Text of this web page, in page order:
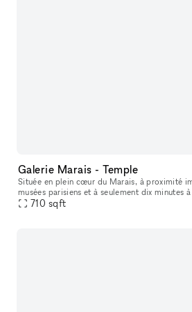
Galerie Marais - Temple
Située en plein cœur du Marais, à proximité
musées parisiens et à seulement dix minutes
cette galerie bénéficie d’un emplacement
710 sqft